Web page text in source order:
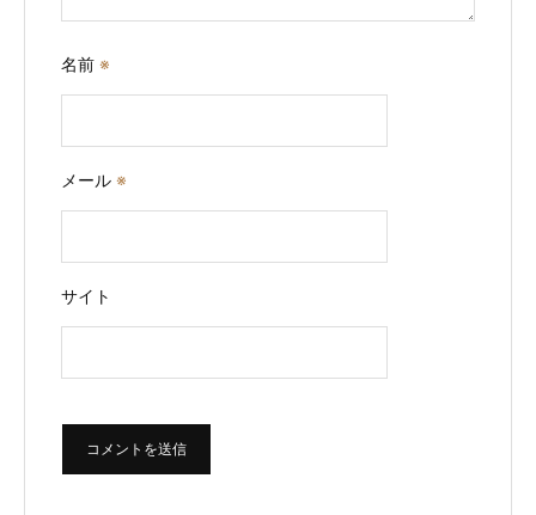
名前 ※
メール ※
サイト